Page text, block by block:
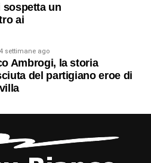
sospetta un
ai
4 settimane ago
Ambrogi, la storia
del partigiano eroe di